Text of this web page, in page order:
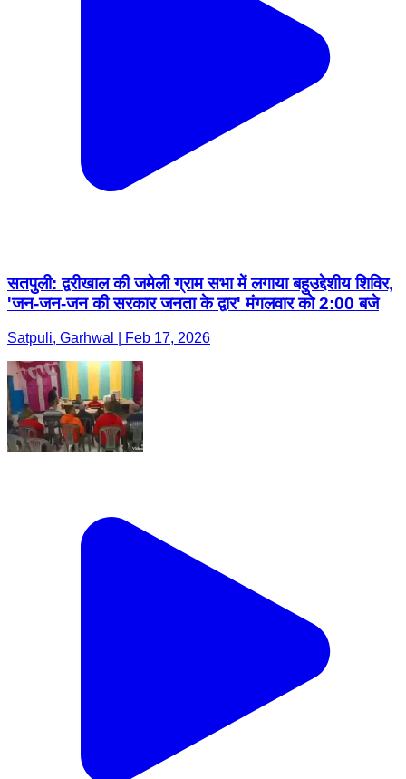
सतपुली: द्वरीखाल की जमेली ग्राम सभा में लगाया बहुउद्देशीय शिविर,
'जन-जन-जन की सरकार जनता के द्वार' मंगलवार को 2:00 बजे
Satpuli, Garhwal | Feb 17, 2026